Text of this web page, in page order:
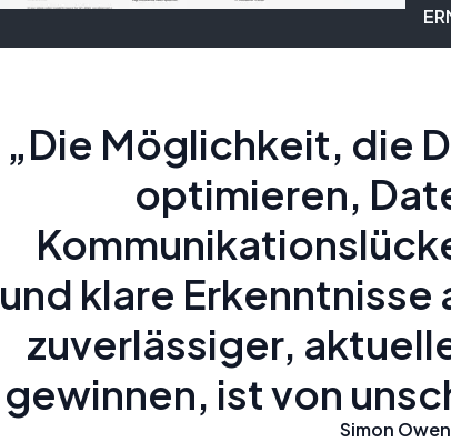
„Die Möglichkeit, die
optimieren,
und klare
zuverlässiger,
gewinnen, ist von
Simon Owen